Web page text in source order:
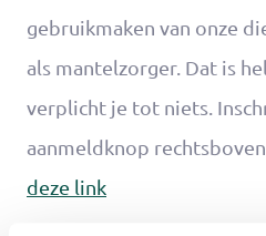
gebruikmaken van onze
als mantelzorger. Dat is
verplicht je tot niets.
aanmeldknop
deze link